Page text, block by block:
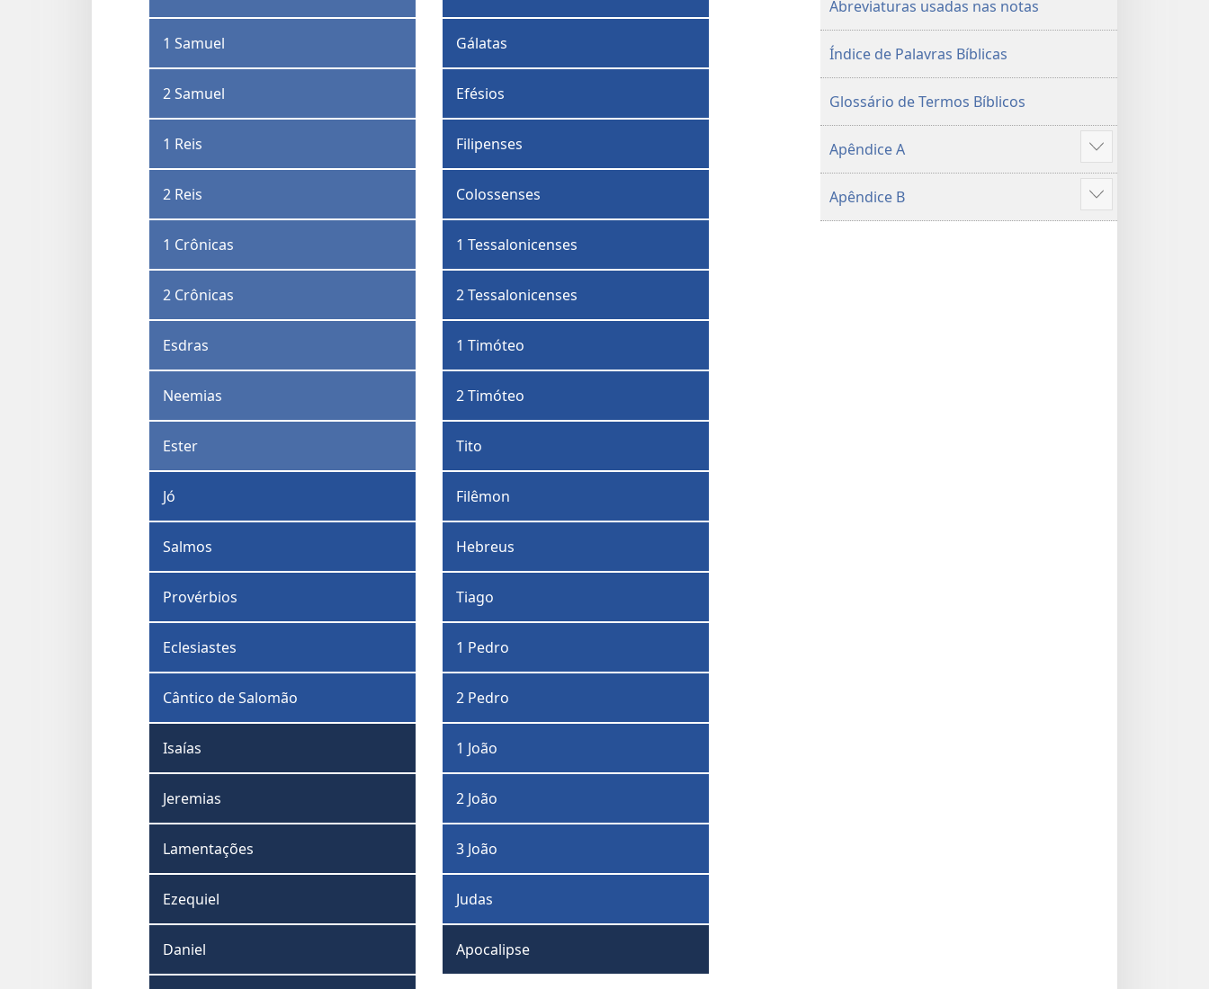
1 Samuel
2 Samuel
1 Reis
2 Reis
1 Crônicas
2 Crônicas
Esdras
Neemias
Ester
Jó
Salmos
Provérbios
Eclesiastes
Cântico de Salomão
Isaías
Jeremias
Lamentações
Ezequiel
Daniel
Gálatas
Efésios
Filipenses
Colossenses
1 Tessalonicenses
2 Tessalonicenses
1 Timóteo
2 Timóteo
Tito
Filêmon
Hebreus
Tiago
1 Pedro
2 Pedro
1 João
2 João
3 João
Judas
Apocalipse
Abreviaturas usadas nas notas
Índice de Palavras Bíblicas
Glossário de Termos Bíblicos
Apêndice A
Mostrar
mais
Apêndice B
Mostrar
mais